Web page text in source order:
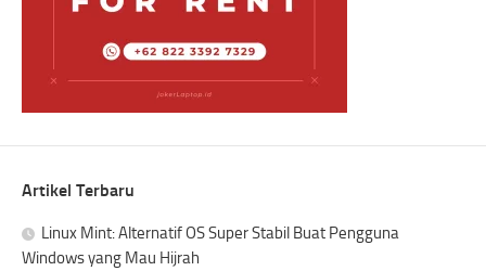
Artikel Terbaru
Linux Mint: Alternatif OS Super Stabil Buat Pengguna
Windows yang Mau Hijrah